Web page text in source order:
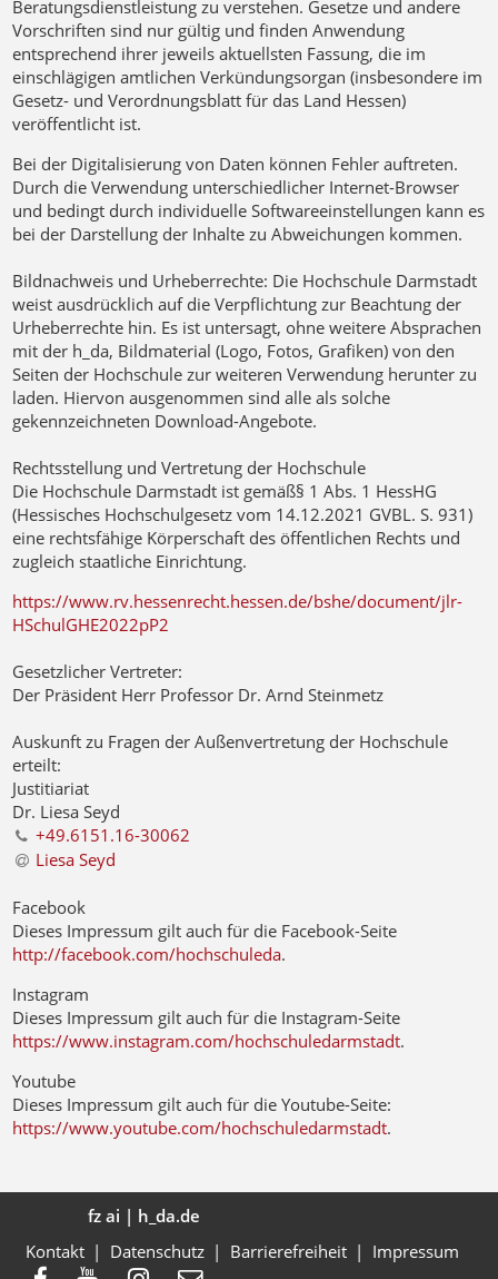
Beratungsdienstleistung zu verstehen. Gesetze und andere
Vorschriften sind nur gültig und finden Anwendung
entsprechend ihrer jeweils aktuellsten Fassung, die im
einschlägigen amtlichen Verkündungsorgan (insbesondere im
Gesetz- und Verordnungsblatt für das Land Hessen)
veröffentlicht ist.
Bei der Digitalisierung von Daten können Fehler auftreten.
Durch die Verwendung unterschiedlicher Internet-Browser
und bedingt durch individuelle Softwareeinstellungen kann es
bei der Darstellung der Inhalte zu Abweichungen kommen.
Bildnachweis und Urheberrechte: Die Hochschule Darmstadt
weist ausdrücklich auf die Verpflichtung zur Beachtung der
Urheberrechte hin. Es ist untersagt, ohne weitere Absprachen
mit der h_da, Bildmaterial (Logo, Fotos, Grafiken) von den
Seiten der Hochschule zur weiteren Verwendung herunter zu
laden. Hiervon ausgenommen sind alle als solche
gekennzeichneten Download-Angebote.
Rechtsstellung und Vertretung der Hochschule
Die Hochschule Darmstadt ist gemäß§ 1 Abs. 1 HessHG
(Hessisches Hochschulgesetz vom 14.12.2021 GVBL. S. 931)
eine rechtsfähige Körperschaft des öffentlichen Rechts und
zugleich staatliche Einrichtung.
https://www.rv.hessenrecht.hessen.de/bshe/document/jlr-
HSchulGHE2022pP2
Gesetzlicher Vertreter:
Der Präsident Herr Professor Dr. Arnd Steinmetz
Auskunft zu Fragen der Außenvertretung der Hochschule
erteilt:
Justitiariat
Dr. Liesa Seyd
+49.6151.16-30062
Liesa Seyd
Facebook
Dieses Impressum gilt auch für die Facebook-Seite
http://facebook.com/hochschuleda.
Instagram
Dieses Impressum gilt auch für die Instagram-Seite
https://www.instagram.com/hochschuledarmstadt.
Youtube
Dieses Impressum gilt auch für die Youtube-Seite:
https://www.youtube.com/hochschuledarmstadt.
fz ai | h_da.de
Kontakt
Datenschutz Barrierefreiheit Impressum